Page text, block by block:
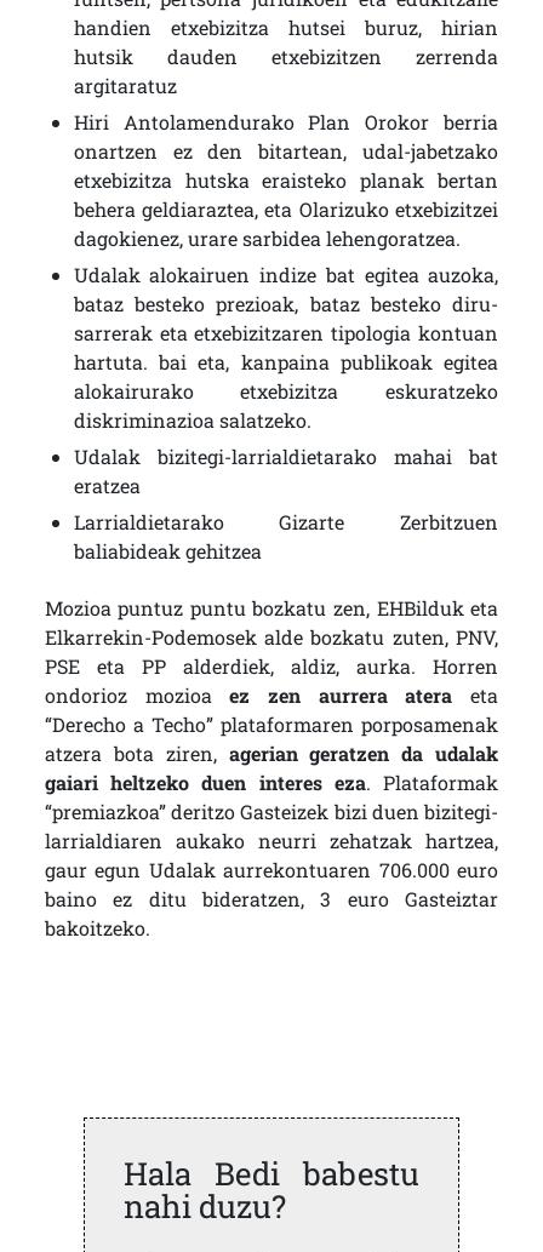
handien etxebizitza hutsei buruz, hirian
hutsik dauden etxebizitzen zerrenda
argitaratuz
Hiri Antolamendurako Plan Orokor berria
onartzen ez den bitartean, udal-jabetzako
etxebizitza hutska eraisteko planak bertan
behera geldiaraztea, eta Olarizuko etxebizitzei
dagokienez, urare sarbidea lehengoratzea.
Udalak alokairuen indize bat egitea auzoka,
bataz besteko prezioak, bataz besteko diru-
sarrerak eta etxebizitzaren tipologia kontuan
hartuta. bai eta, kanpaina publikoak egitea
alokairurako etxebizitza eskuratzeko
diskriminazioa salatzeko.
Udalak bizitegi-larrialdietarako mahai bat
eratzea
Larrialdietarako Gizarte Zerbitzuen
baliabideak gehitzea
Mozioa puntuz puntu bozkatu zen, EHBilduk eta
Elkarrekin-Podemosek alde bozkatu zuten, PNV,
PSE eta PP alderdiek, aldiz, aurka. Horren
ondorioz mozioa ez zen aurrera atera eta
“Derecho a Techo” plataformaren porposamenak
atzera bota ziren, agerian geratzen da udalak
gaiari heltzeko duen interes eza. Plataformak
“premiazkoa” deritzo Gasteizek bizi duen bizitegi-
larrialdiaren aukako neurri zehatzak hartzea,
gaur egun Udalak aurrekontuaren 706.000 euro
baino ez ditu bideratzen, 3 euro Gasteiztar
bakoitzeko.
Hala Bedi babestu
nahi duzu?